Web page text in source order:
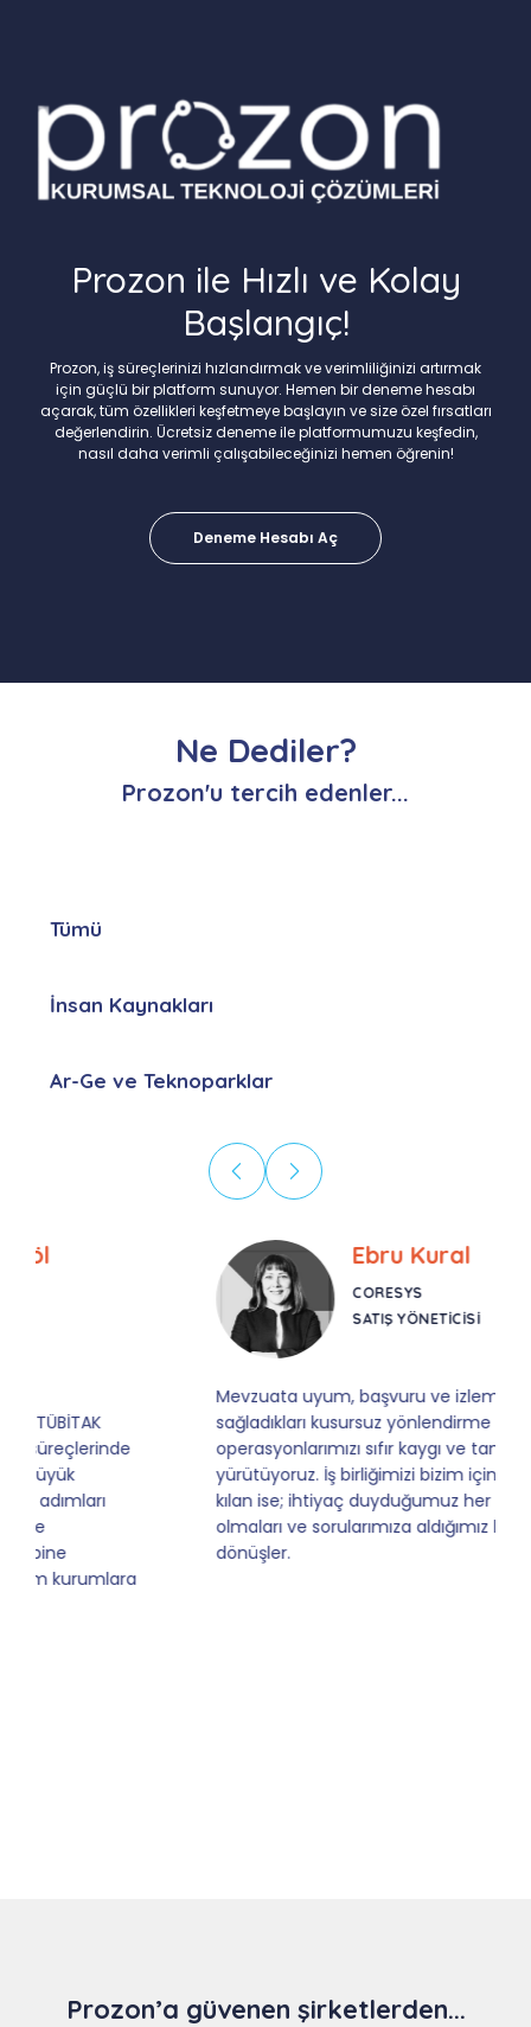
Prozon ile Hızlı ve Kolay
Başlangıç!
Prozon, iş süreçlerinizi hızlandırmak ve verimliliğinizi artırmak
için güçlü bir platform sunuyor. Hemen bir deneme hesabı
açarak, tüm özellikleri keşfetmeye başlayın ve size özel fırsatları
değerlendirin. Ücretsiz deneme ile platformumuzu keşfedin,
nasıl daha verimli çalışabileceğinizi hemen öğrenin!
Deneme Hesabı Aç
Ne Dediler?
Prozon'u tercih edenler...
Tümü
İnsan Kaynakları
Ar-Ge ve Teknoparklar
Ebru Kural
CORESYS
SATIŞ YÖNETICISI
Mevzuata uyum, başvuru ve izleme adımlarında
sağladıkları kusursuz yönlendirme sayesinde artık
operasyonlarımızı sıfır kaygı ve tam güvenle
yürütüyoruz. İş birliğimizi bizim için asıl değerli
kılan ise; ihtiyaç duyduğumuz her an ulaşılabilir
olmaları ve sorularımıza aldığımız hızlı geri
dönüşler.
Prozon’a güvenen şirketlerden...